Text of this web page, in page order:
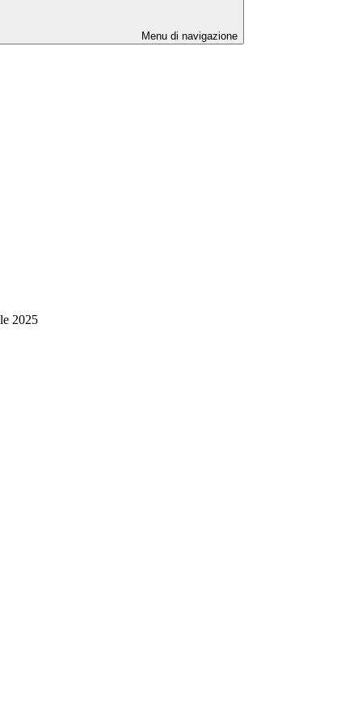
Menu di navigazione
2025